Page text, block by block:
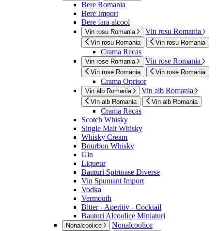
Bere Romania
Bere Import
Bere fara alcool
Vin rosu Romania Vin rosu Romania
Vin rosu Romania Vin rosu Romania
Crama Recas
Vin rose Romania Vin rose Romania
Vin rose Romania Vin rose Romania
Crama Oprisor
Vin alb Romania Vin alb Romania
Vin alb Romania Vin alb Romania
Crama Recas
Scotch Whisky
Single Malt Whisky
Whisky Cream
Bourbon Whisky
Gin
Liqueur
Bauturi Spirtoase Diverse
Vin Spumant Import
Vodka
Vermouth
Bitter - Aperitiv - Cocktail
Bauturi Alcoolice Miniaturi
Nonalcoolice Nonalcoolice